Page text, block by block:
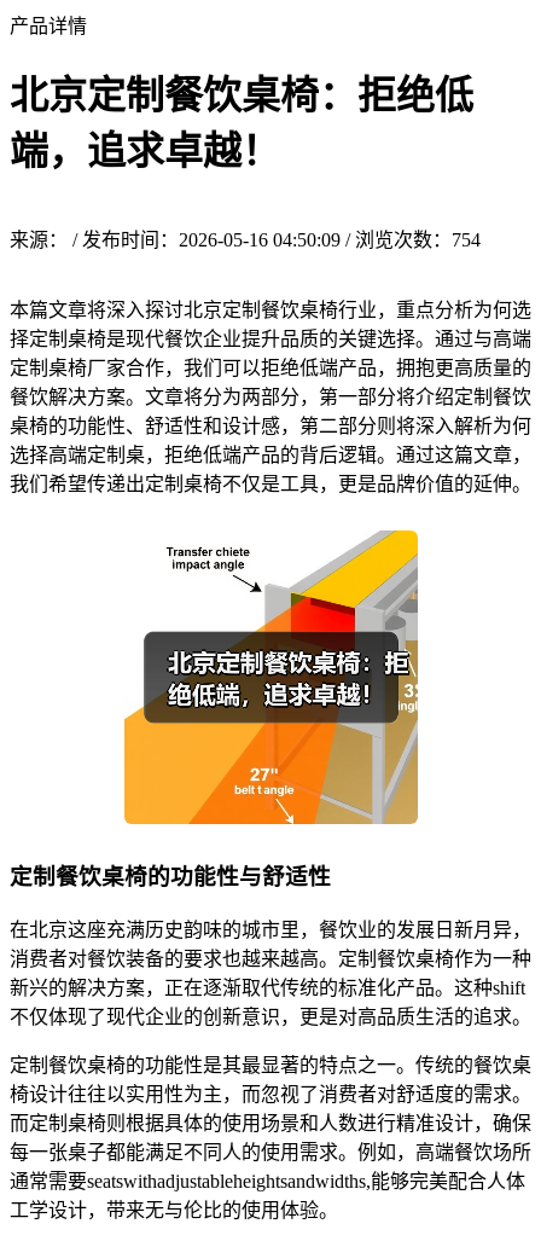
产品详情
北京定制餐饮桌椅：拒绝低
端，追求卓越！
来源： / 发布时间：2026-05-16 04:50:09 / 浏览次数： 754
本篇文章将深入探讨北京定制餐饮桌椅行业，重点分析为何选
择定制桌椅是现代餐饮企业提升品质的关键选择。通过与高端
定制桌椅厂家合作，我们可以拒绝低端产品，拥抱更高质量的
餐饮解决方案。文章将分为两部分，第一部分将介绍定制餐饮
桌椅的功能性、舒适性和设计感，第二部分则将深入解析为何
选择高端定制桌，拒绝低端产品的背后逻辑。通过这篇文章，
我们希望传递出定制桌椅不仅是工具，更是品牌价值的延伸。
定制餐饮桌椅的功能性与舒适性
在北京这座充满历史韵味的城市里，餐饮业的发展日新月异，
消费者对餐饮装备的要求也越来越高。定制餐饮桌椅作为一种
新兴的解决方案，正在逐渐取代传统的标准化产品。这种shift
不仅体现了现代企业的创新意识，更是对高品质生活的追求。
定制餐饮桌椅的功能性是其最显著的特点之一。传统的餐饮桌
椅设计往往以实用性为主，而忽视了消费者对舒适度的需求。
而定制桌椅则根据具体的使用场景和人数进行精准设计，确保
每一张桌子都能满足不同人的使用需求。例如，高端餐饮场所
通常需要seatswithadjustableheightsandwidths,能够完美配合人体
工学设计，带来无与伦比的使用体验。